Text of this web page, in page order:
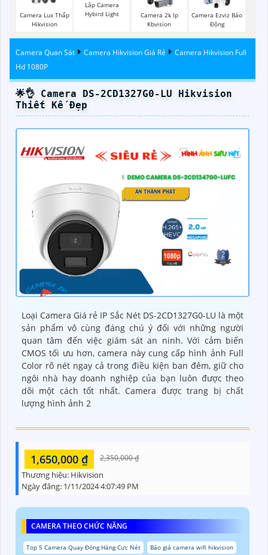
Camera Lux Thấp
Hikvision
Lắp Camera
Hybird Light
Camera 2k Ip
Kbvision
Camera Ezviz Báo
Động
Camera Quan Sát Camera Hikvision Giá Rẻ
Camera Hikvision Full
Hd 1080P
🌟👌 Camera DS-2CD1327G0-LU Hikvision
Thiết Kế Đẹp
Loại Camera Giá rẻ IP Sắc Nét DS-2CD1327G0-LU là một
sản phẩm vô cùng đáng chú ý đối với những người
quan tâm đến việc giám sát an ninh. Với cảm biến
CMOS tối ưu hơn, camera này cung cấp hình ảnh Full
Color rõ nét ngay cả trong điều kiện ban đêm, giữ cho
ngôi nhà hay doanh nghiệp của bạn luôn được theo
dõi một cách tốt nhất. Camera được trang bị chất
lượng hình ảnh 2
1,650,000 ₫ 2,350,000 ₫
Thương hiệu: Hikvision
Ngày đăng: 1/11/2024 4:07:49 PM
CAMERA THEO CHỨC NĂNG
Top 5 Camera Quay Đóng Hàng Cực Nét
Báo giá camera wifi hikvision